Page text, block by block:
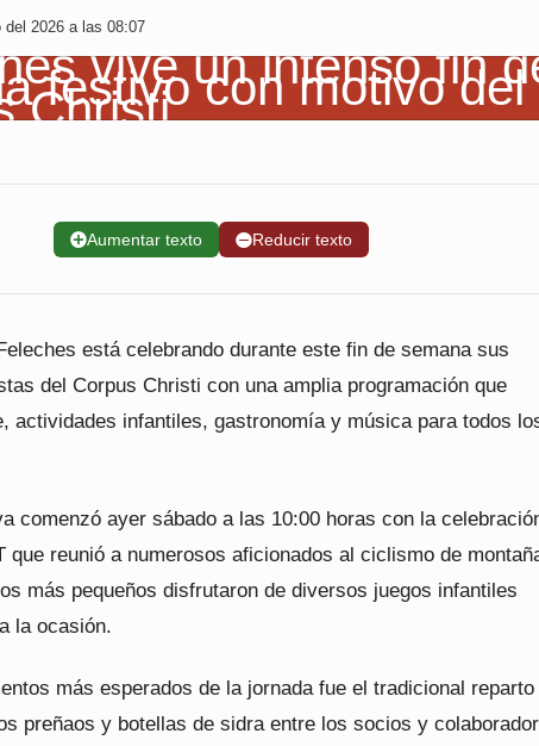
del 2026 a las 08:07
➕Aumentar texto ➖Reducir texto
está celebrando durante este fin de semana sus
del Corpus Christi con una amplia programación que
actividades infantiles, gastronomía y música para todos
comenzó ayer sábado a las 10:00 horas con la
que reunió a numerosos aficionados al ciclismo de
más pequeños disfrutaron de diversos juegos infantiles
la ocasión.
más esperados de la jornada fue el tradicional reparto
preñaos y botellas de sidra entre los socios y